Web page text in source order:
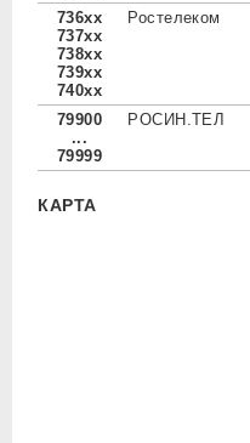
736xx
737xx
738xx
739xx
740xx
Ростелеком
79900
...
79999
РОСИН.ТЕЛ
КАРТА